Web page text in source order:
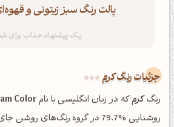
پالت رنگ سبز زیتونی و
جزئیات رنگ کرم
رنگکرمکه در زبان انگلیسی با نامColor
روشنایی %79.7 در گروه رنگ‌های